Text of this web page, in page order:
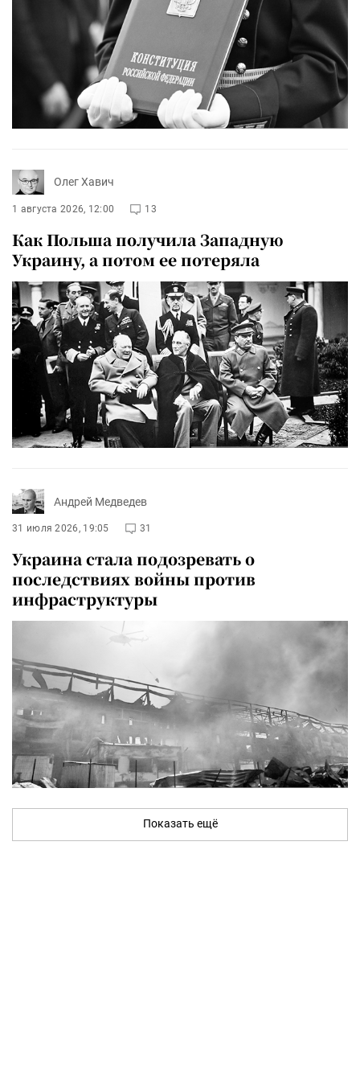
Олег Хавич
1 августа 2026, 12:00 13
Как Польша получила Западную
Украину, а потом ее потеряла
Андрей Медведев
31 июля 2026, 19:05 31
Украина стала подозревать о
последствиях войны против
инфраструктуры
Показать ещё